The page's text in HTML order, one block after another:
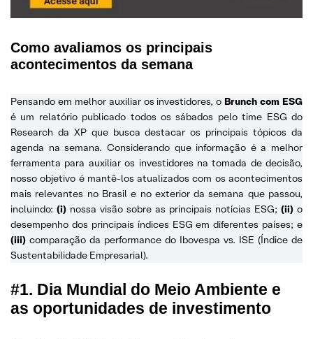
Como avaliamos os principais
acontecimentos da semana
Pensando em melhor auxiliar os investidores, o Brunch com ESG
é um relatório publicado todos os sábados pelo time ESG do
Research da XP que busca destacar os principais tópicos da
agenda na semana. Considerando que informação é a melhor
ferramenta para auxiliar os investidores na tomada de decisão,
nosso objetivo é mantê-los atualizados com os acontecimentos
mais relevantes no Brasil e no exterior da semana que passou,
incluindo: (i) nossa visão sobre as principais notícias ESG; (ii) o
desempenho dos principais índices ESG em diferentes países; e
(iii) comparação da performance do Ibovespa vs. ISE (Índice de
Sustentabilidade Empresarial).
#1. Dia Mundial do Meio Ambiente e
as oportunidades de investimento